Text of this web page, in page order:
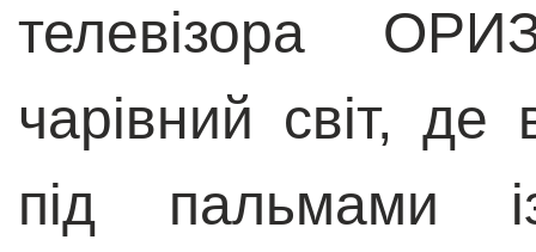
телевізора
чарівний світ, де
під пальмами